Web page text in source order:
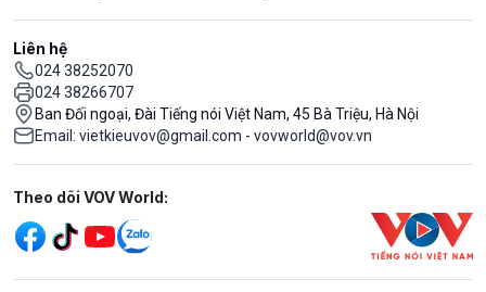
Liên hệ
024 38252070
024 38266707
Ban Đối ngoại, Đài Tiếng nói Việt Nam, 45 Bà Triệu, Hà Nội
Email: vietkieuvov@gmail.com - vovworld@vov.vn
Mạng xã hội
Theo dõi VOV World: